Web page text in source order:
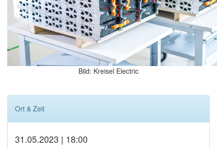
Bild: Kreisel Electric
Ort & Zeit
31.05.2023 | 18:00